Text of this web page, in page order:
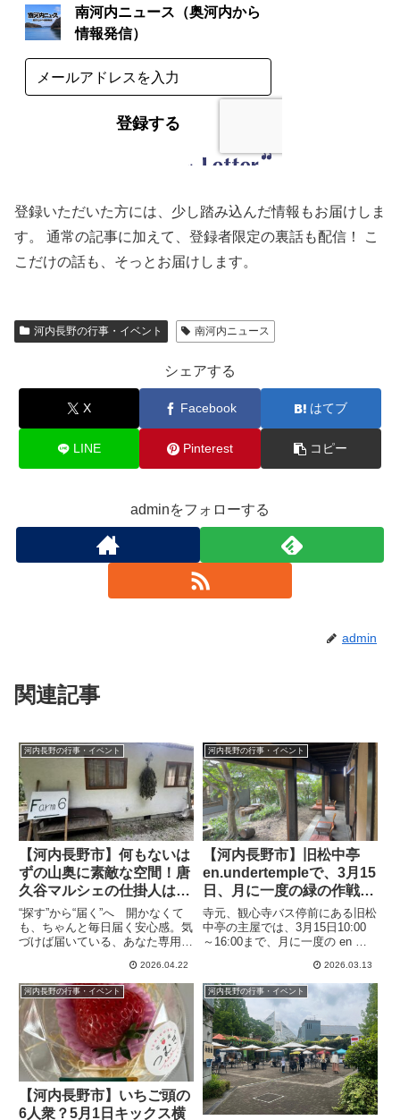
登録いただいた方には、少し踏み込んだ情報もお届けしま
す。 通常の記事に加えて、登録者限定の裏話も配信！ こ
こだけの話も、そっとお届けします。
河内長野の行事・イベント 南河内ニュース
シェアする
X Facebook はてブ
LINE Pinterest コピー
adminをフォローする
admin
関連記事
河内長野の行事・イベント
【河内長野市】何もないは
ずの山奥に素敵な空間！唐
久谷マルシェの仕掛人は、
西宮夙川で百年経営の花屋
さん（4月26日 Farm6マル
シェVol.6開催）
“探す”から“届く”へ 開かなくて
も、ちゃんと毎日届く安心感。気
づけば届いている、あなた専用の
月26日日曜日に恒例のマルシェ
が行われます。Farm6は6回目の
開催になります。10:00～16:00
ま...
2026.04.22
河内長野の行事・イベント
【河内長野市】旧松中亭
en.undertempleで、3月15
日、月に一度の緑の作戦会
議が行われます
寺元、観心寺バス停前にある旧松
中亭の主屋では、3月15日10:00
～16:00まで、月に一度の en 相
戦会議と言ってもゆるく話しをす
るような内容で、午前の部
09:00〜12:00 と午後の部
13:00〜16:00の2回行われます。
具体的にはレンタルスペースを使
ってみたい方の見学・相談会で、
「ここで何できるかな？」を話し
ながら一緒に形にしようという内
容です。
2026.03.13
河内長野の行事・イベント
【河内長野市】いちご頭の
6人衆？5月1日キックス横
河内長野の行事・イベント